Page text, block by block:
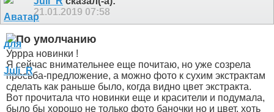
21.01.2019 07:58
Уррра новинки !
Я сейчас внимательнее еще почитаю, но уже созрела
просьба-предложение, а можно фото к сухим экстрактам
сделать как раньше было, когда видно цвет экстракта.
Вот прочитала что новинки еще и красители и подумала,
было бы хорошо не только фото баночки но и цвет, хоть